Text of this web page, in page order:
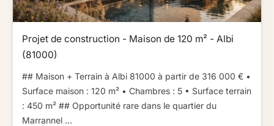
Projet de construction - Maison de 120 m² - Albi
(81000)
## Maison + Terrain à Albi 81000 à partir de 316 000 € ​ ​•
Surface maison : 120 m² • Chambres : 5 • Surface terrain
: 450 m² ​ ​​ ​## Opportunité rare dans le quartier du
Marrannel ...